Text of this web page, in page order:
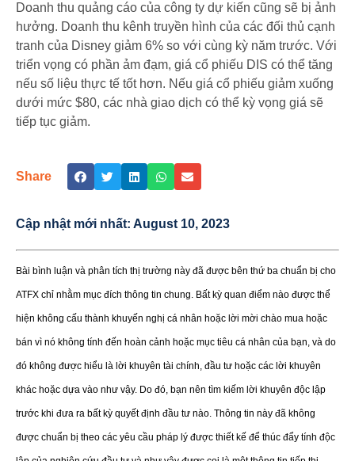
Doanh thu quảng cáo của công ty dự kiến cũng sẽ bị ảnh
hưởng. Doanh thu kênh truyền hình của các đối thủ cạnh
tranh của Disney giảm 6% so với cùng kỳ năm trước. Với
triển vọng có phần ảm đạm, giá cổ phiếu DIS có thể tăng
nếu số liệu thực tế tốt hơn. Nếu giá cổ phiếu giảm xuống
dưới mức $80, các nhà giao dịch có thể kỳ vọng giá sẽ
tiếp tục giảm.
Share
Cập nhật mới nhất: August 10, 2023
Bài bình luận và phân tích thị trường này đã được bên thứ ba chuẩn bị cho
ATFX chỉ nhằm mục đích thông tin chung. Bất kỳ quan điểm nào được thể
hiện không cấu thành khuyến nghị cá nhân hoặc lời mời chào mua hoặc
bán vì nó không tính đến hoàn cảnh hoặc mục tiêu cá nhân của bạn, và do
đó không được hiểu là lời khuyên tài chính, đầu tư hoặc các lời khuyên
khác hoặc dựa vào như vậy. Do đó, bạn nên tìm kiếm lời khuyên độc lập
trước khi đưa ra bất kỳ quyết định đầu tư nào. Thông tin này đã không
được chuẩn bị theo các yêu cầu pháp lý được thiết kế để thúc đẩy tính độc